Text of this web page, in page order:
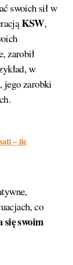
swoich sił w
KSW,
zarobił
w
jego zarobki
– ile
co
się swoim